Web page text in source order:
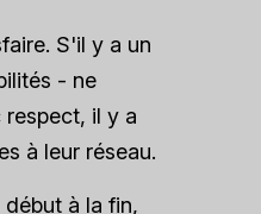
S'il y a un
- ne
il y a
à leur réseau.
à la fin,